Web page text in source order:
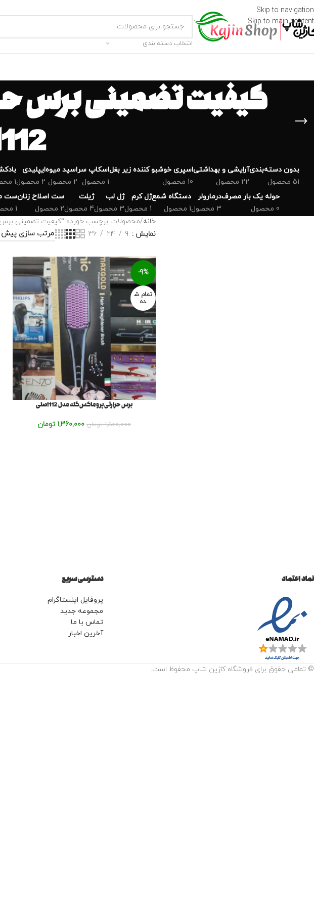
Skip to navigation
Skip to main content
انتخاب دسته بندی
کیفیت تضمینی برس
112اصلی
بدون دسته‌بندی
51 محصول
‌آرایشی و بهداشتی
22 محصول
اسپری خوشبو کننده زیر بغل
10 محصول
اسکاپ سر
1 محصول
اسید میوه
2 محصول
ایپلیدی
2 محصول
1 محصول
حوله یک بار مصرف
0 محصول
درمارولر
3 محصول
دستگاه شمع
1 محصول
ژل کرم
1 محصول
ژل لب
3 محصول
ژیلت
4 محصول
ست اصلاح زنان
2 محصول
ست
1 محصول
خانه محصولات برچسب خورده “کیفیت تضمینی برس
نمایش
9
24
36
-9%
تمام ش
ده
برس حرارتی پروماکس گلد مدل 112اصلی
1,500,000 تومان 1,360,000 تومان
نماد اعتماد دسترسی سریع
پروفایل اینستاگرام
مجموعه جدید
تماس با ما
آخرین اخبار
© تمامی حقوق برای فروشگاه کاژین شاپ محفوظ است.